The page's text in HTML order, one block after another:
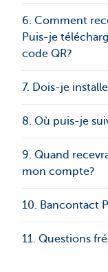
6. Comment
Puis-je
code QR?
7. Dois-je
8. Où puis-je
9. Quand
mon compte?
10. Bancontact
11. Questions